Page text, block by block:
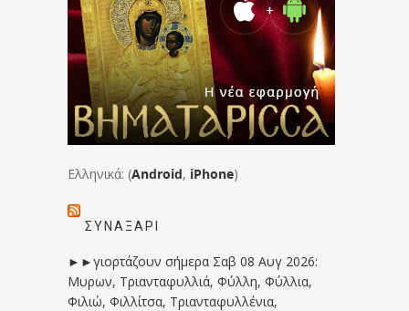
Ελληνικά: (Android, iPhone)
ΣΥΝΑΞΆΡΙ
►►γιορτάζουν σήμερα Σαβ 08 Αυγ 2026:
Μυρων, Τριανταφυλλιά, Φύλλη, Φύλλια,
Φιλιώ, Φιλλίτσα, Τριανταφυλλένια,